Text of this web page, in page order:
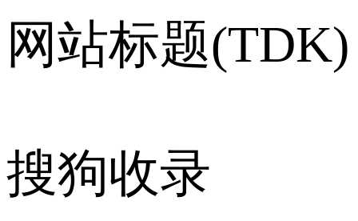
网站标题(TDK)
搜狗收录